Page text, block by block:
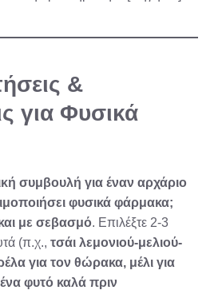
&
για Φυσικά
συμβουλή για έναν αρχάριο
φυσικά φάρμακα;
με σεβασμό. Επιλέξτε 2-3
(π.χ., τσάι λεμονιού-μελιού-
για τον θώρακα, μέλι για
φυτό καλά πριν